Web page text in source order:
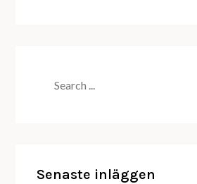
Senaste inläggen